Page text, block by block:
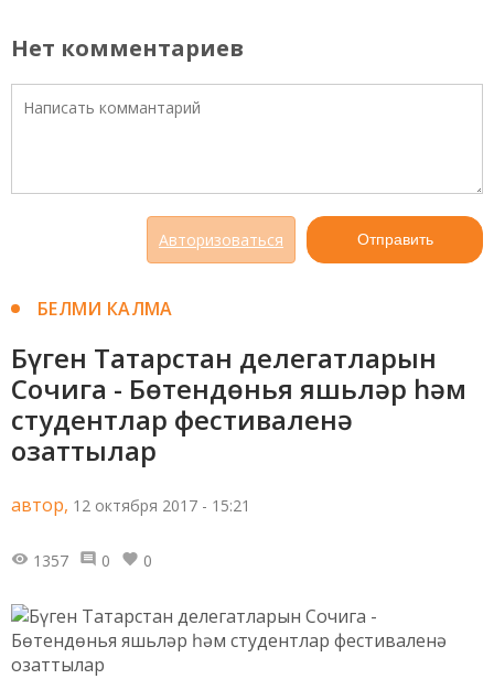
Нет комментариев
Авторизоваться Отправить
БЕЛМИ КАЛМА
Бүген Татарстан делегатларын
Сочига - Бөтендөнья яшьләр һәм
студентлар фестиваленә
озаттылар
автор, 12 октября 2017 - 15:21
1357 0 0